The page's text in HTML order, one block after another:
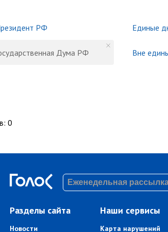
РФ
Дума РФ
Единые
Вне
: 0
Разделы сайта
Новости
Наши сервисы
Карта нарушений